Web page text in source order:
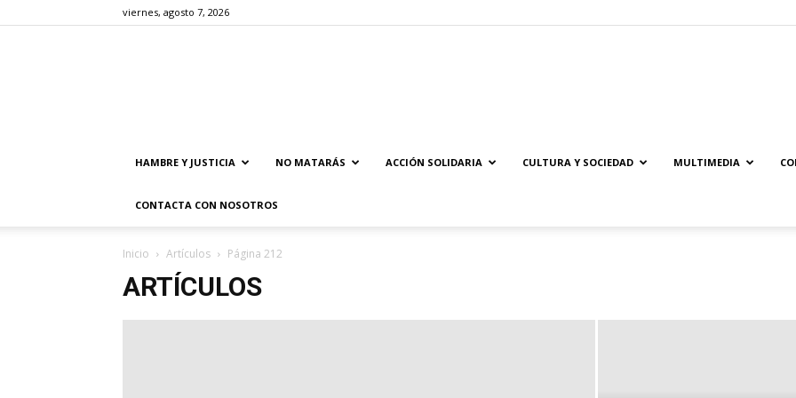
viernes, agosto 7, 2026
HAMBRE Y JUSTICIA NO MATARÁS ACCIÓN SOLIDARIA CULTURA Y SOCIEDAD MULTIMEDIA
CONTACTA CON NOSOTROS
Inicio Artículos Página 212
ARTÍCULOS